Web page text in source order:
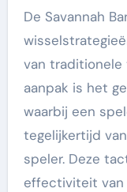
De Savannah
van traditionele
aanpak is het
waarbij een
tegelijkertijd
speler. Deze
effectiviteit